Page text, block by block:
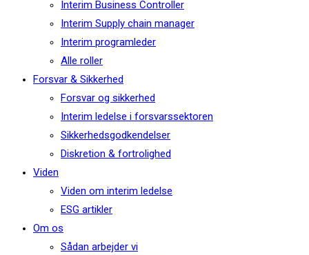
Interim Business Controller
Interim Supply chain manager
Interim programleder
Alle roller
Forsvar & Sikkerhed
Forsvar og sikkerhed
Interim ledelse i forsvarssektoren
Sikkerhedsgodkendelser
Diskretion & fortrolighed
Viden
Viden om interim ledelse
ESG artikler
Om os
Sådan arbejder vi